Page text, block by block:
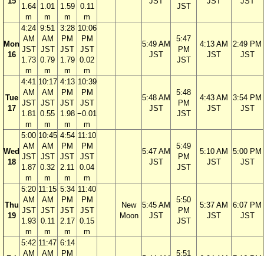
1.64
m
1.01
m
1.59
m
0.11
m
JST
Mon
16
4:24
AM
JST
1.73
m
9:51
AM
JST
0.79
m
3:28
PM
JST
1.79
m
10:06
PM
JST
0.02
m
5:49 AM
JST
5:47
PM
JST
4:13 AM
JST
2:49 PM
JST
Tue
17
4:41
AM
JST
1.81
m
10:17
AM
JST
0.55
m
4:13
PM
JST
1.98
m
10:39
PM
JST
−0.01
m
5:48 AM
JST
5:48
PM
JST
4:43 AM
JST
3:54 PM
JST
Wed
18
5:00
AM
JST
1.87
m
10:45
AM
JST
0.32
m
4:54
PM
JST
2.11
m
11:10
PM
JST
0.04
m
5:47 AM
JST
5:49
PM
JST
5:10 AM
JST
5:00 PM
JST
Thu
19
5:20
AM
JST
1.93
m
11:15
AM
JST
0.11
m
5:34
PM
JST
2.17
m
11:40
PM
JST
0.15
m
New
Moon
5:45 AM
JST
5:50
PM
JST
5:37 AM
JST
6:07 PM
JST
5:42
AM
11:47
AM
6:14
PM
5:51